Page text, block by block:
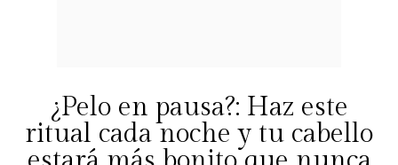
¿Pelo en pausa?: Haz este
ritual cada noche y tu cabello